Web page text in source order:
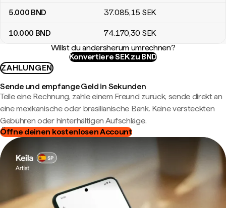
5.000 BND 37.085,15 SEK
10.000 BND 74.170,30 SEK
Willst du andersherum umrechnen?
Konvertiere SEK zu BND
ZAHLUNGEN
Sende und empfange Geld in Sekunden
Teile eine Rechnung, zahle einem Freund zurück, sende direkt an
eine mexikanische oder brasilianische Bank. Keine versteckten
Gebühren oder hinterhältigen Aufschläge.
Öffne deinen kostenlosen Account